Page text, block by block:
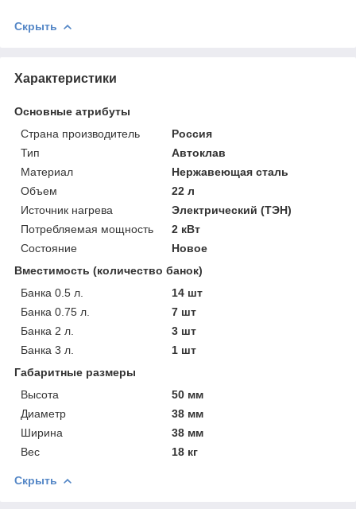
Скрыть
Характеристики
Основные атрибуты
Страна производитель
Россия
Тип
Автоклав
Материал
Нержавеющая сталь
Объем
22 л
Источник нагрева
Электрический (ТЭН)
Потребляемая мощность
2 кВт
Состояние
Новое
Вместимость (количество банок)
Банка 0.5 л.
14 шт
Банка 0.75 л.
7 шт
Банка 2 л.
3 шт
Банка 3 л.
1 шт
Габаритные размеры
Высота
50 мм
Диаметр
38 мм
Ширина
38 мм
Вес
18 кг
Скрыть